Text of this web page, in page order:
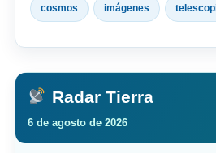
cosmos imágenes
Radar Tierra
6 de agosto de 2026